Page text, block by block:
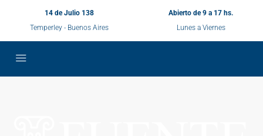
14 de Julio 138
Temperley - Buenos Aires
Abierto de 9 a 17 hs.
Lunes a Viernes